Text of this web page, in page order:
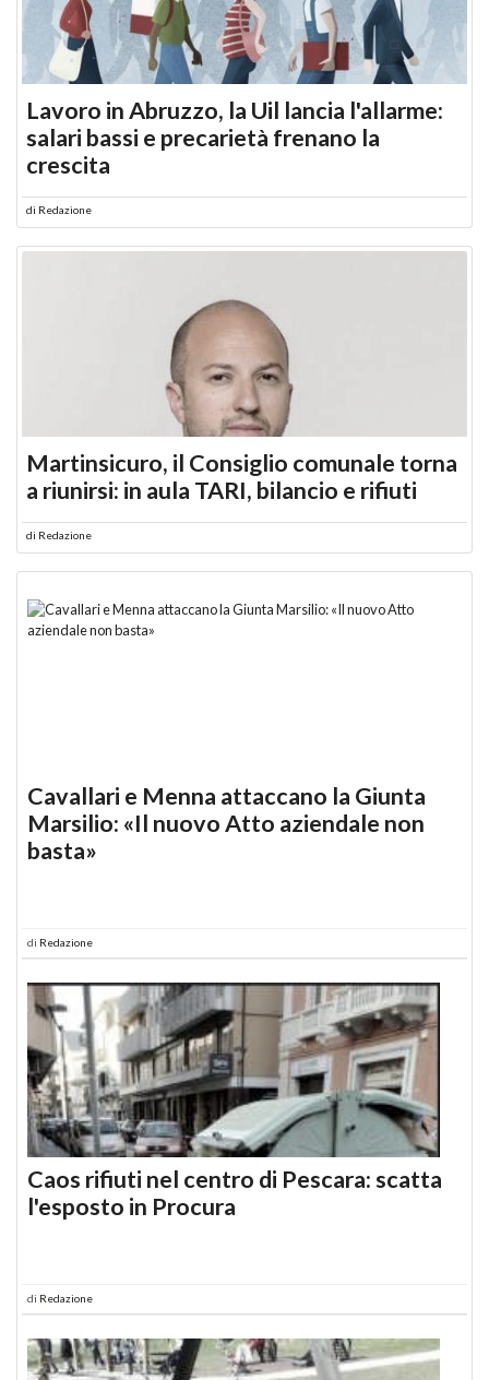
Lavoro in Abruzzo, la Uil lancia l'allarme:
salari bassi e precarietà frenano la
crescita
di Redazione
Martinsicuro, il Consiglio comunale torna
a riunirsi: in aula TARI, bilancio e rifiuti
di Redazione
Cavallari e Menna attaccano la Giunta
Marsilio: «Il nuovo Atto aziendale non
basta»
di Redazione
Caos rifiuti nel centro di Pescara: scatta
l'esposto in Procura
di Redazione